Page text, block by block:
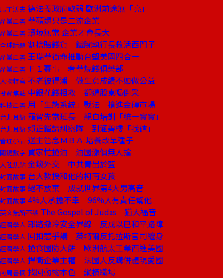
馬丁沃夫 德法義政府軟弱 歐洲前途無「亮」
產業風雲 華碩還只是二流企業
產業風雲 環境無常 企業才會長大
全球話題 割捨賠錢貨 鐵腕執行長救活西門子
產業風雲 王瑞華銜命推動台塑美國四合一
產業風雲 Ｆ１賽事 奢華燒錢俱樂部
人物特寫 不老彼得潘 做生意成績不如做公益
投資焦點 中銀花錢相救 卻遭股東喝倒采
科技風雲 用「生態系統」戰法 搶進金磚市場
台北耳語 羅智先當班長 親自培訓「統一寶寶」
台北耳語 賴正鎰請糾察隊 到涵碧樓「找碴」
管理小品 送主管念ＭＢＡ 培養改革種子
關鍵數字 買家忙搶油 油國漲價無人擋
大陸焦點 金錢外交 中共青出於藍
封面故事 台大教授和他的柯南女孩
封面故事 絕不放棄 成就世界第4大男高音
封面故事 4%人承擔不幸 96%人有責任幫他
英文無所不談 The Gospel of Judas 猶大福音
經濟學人 耶路撒冷安全界線 反成以巴和平路障
經濟學人 回扣惹爭議 英特爾反托拉斯官司纏身
經濟學人 搶食國防大餅 歐洲航太工業西進美國
經濟學人 捍衛企業主權 法國人反購併體現愛國
商周書摘 找回動物本色 縱橫職場